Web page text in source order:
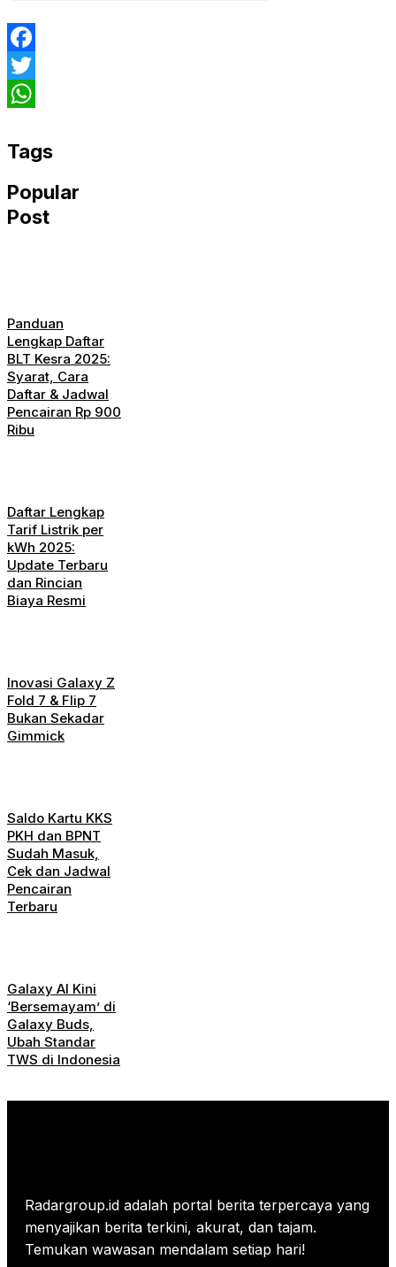
Facebook
Twitter
Tags
Popular
Post
Panduan
Lengkap Daftar
BLT Kesra 2025:
Syarat, Cara
Daftar & Jadwal
Pencairan Rp 900
Ribu
Daftar Lengkap
Tarif Listrik per
kWh 2025:
Update Terbaru
dan Rincian
Biaya Resmi
Inovasi Galaxy Z
Fold 7 & Flip 7
Bukan Sekadar
Gimmick
Saldo Kartu KKS
PKH dan BPNT
Sudah Masuk,
Cek dan Jadwal
Pencairan
Terbaru
Galaxy AI Kini
‘Bersemayam’ di
Galaxy Buds,
Ubah Standar
TWS di Indonesia
Radargroup.id adalah portal berita terpercaya yang
menyajikan berita terkini, akurat, dan tajam.
Temukan wawasan mendalam setiap hari!